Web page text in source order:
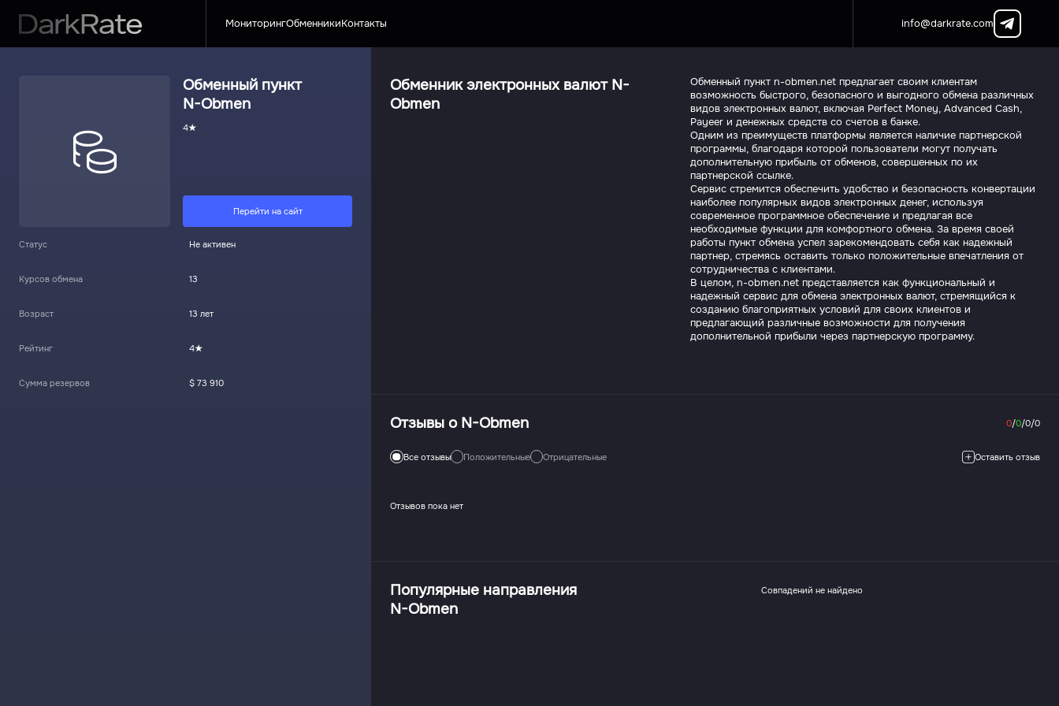
МониторингОбменникиКонтакты info@darkrate.com
Обменный пункт
N-Obmen
4
Перейти на сайт
Статус Не активен
Курсов обмена 13
Возраст 13 лет
Рейтинг 4
Сумма резервов $ 73 910
Обменник электронных валют N-
Obmen
Обменный пункт n-obmen.net предлагает своим клиентам
возможность быстрого, безопасного и выгодного обмена различных
видов электронных валют, включая Perfect Money, Advanced Cash,
Payeer и денежных средств со счетов в банке.
Одним из преимуществ платформы является наличие партнерской
программы, благодаря которой пользователи могут получать
дополнительную прибыль от обменов, совершенных по их
партнерской ссылке.
Сервис стремится обеспечить удобство и безопасность конвертации
наиболее популярных видов электронных денег, используя
современное программное обеспечение и предлагая все
необходимые функции для комфортного обмена. За время своей
работы пункт обмена успел зарекомендовать себя как надежный
партнер, стремясь оставить только положительные впечатления от
сотрудничества с клиентами.
В целом, n-obmen.net представляется как функциональный и
надежный сервис для обмена электронных валют, стремящийся к
созданию благоприятных условий для своих клиентов и
предлагающий различные возможности для получения
дополнительной прибыли через партнерскую программу.
Отзывы о N-Obmen 0/0/0/0
Все отзывы Положительные Отрицательные Оставить отзыв
Отзывов пока нет
Популярные направления
N-Obmen
Совпадений не найдено